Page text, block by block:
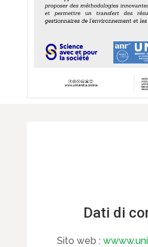
Dati di
Sito web :